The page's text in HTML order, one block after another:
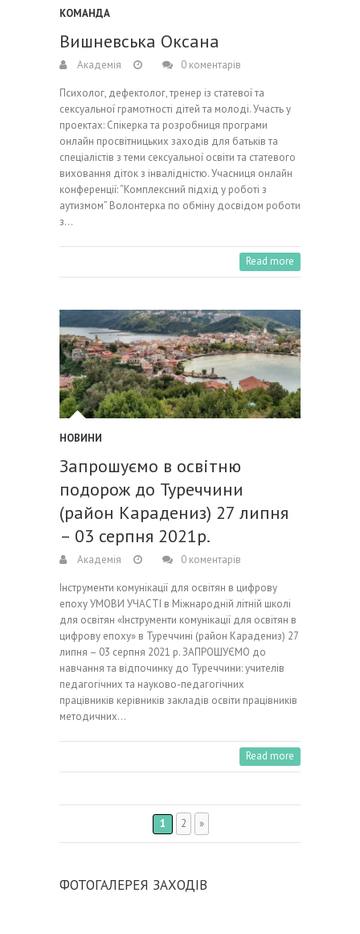
КОМАНДА
Вишневська Оксана
Академія 0 коментарів
Психолог, дефектолог, тренер із статевої та
сексуальної грамотності дітей та молоді. Участь у
проектах: Спікерка та розробниця програми
онлайн просвітницьких заходів для батьків та
спеціалістів з теми сексуальної освіти та статевого
виховання діток з інвалідністю. Учасниця онлайн
конференції: “Комплексний підхід у роботі з
аутизмом” Волонтерка по обміну досвідом роботи
з…
Read more
НОВИНИ
Запрошуємо в освітню
подорож до Туреччини
(район Карадениз) 27 липня
– 03 серпня 2021р.
Академія 0 коментарів
Інструменти комунікації для освітян в цифрову
епоху УМОВИ УЧАСТІ в Міжнародній літній школі
для освітян «Інструменти комунікації для освітян в
цифрову епоху» в Туреччині (район Карадениз) 27
липня – 03 серпня 2021 р. ЗАПРОШУЄМО до
навчання та відпочинку до Туреччини: учителів
педагогічних та науково-педагогічних
працівників керівників закладів освіти працівників
методичних…
Read more
1 2 »
ФОТОГАЛЕРЕЯ ЗАХОДІВ